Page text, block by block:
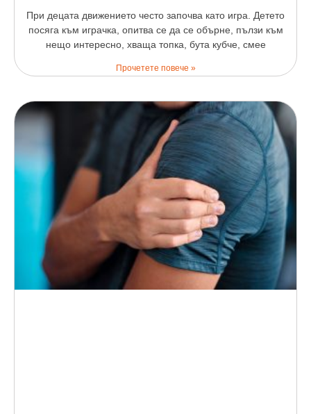
При децата движението често започва като игра. Детето
посяга към играчка, опитва се да се обърне, пълзи към
нещо интересно, хваща топка, бута кубче, смее
Прочетете повече »